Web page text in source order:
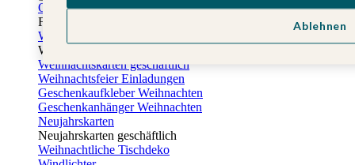
Osterkarten
Fotogeschenke zu Ostern
Weihnachtskarten
Weihnachtskarten selbst gestalten
Weihnachtskarten geschäftlich
Weihnachtsfeier Einladungen
Geschenkaufkleber Weihnachten
Geschenkanhänger Weihnachten
Neujahrskarten
Neujahrskarten geschäftlich
Weihnachtliche Tischdeko
Ablehnen